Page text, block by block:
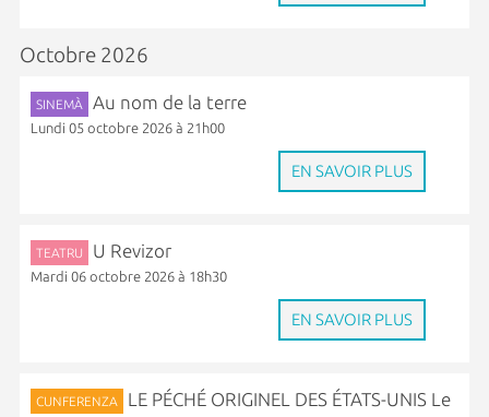
Octobre 2026
SINEMÀ Au nom de la terre
Lundi 05 octobre 2026 à 21h00
EN SAVOIR PLUS
TEATRU U Revizor
Mardi 06 octobre 2026 à 18h30
EN SAVOIR PLUS
CUNFERENZA
LE PÉCHÉ ORIGINEL DES ÉTATS-UNIS Le